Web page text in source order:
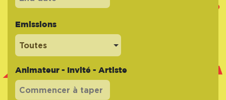
Emissions
Toutes
Animateur - Invité - Artiste